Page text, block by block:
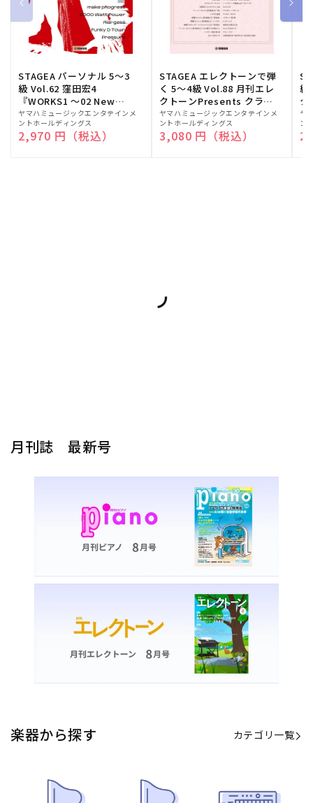
STAGEA パーソナル 5～3
級 Vol.62 窪田宏4
『WORKS1 ～02 New
edition～』
販
売
元:
ヤマハミュージックエンタテインメ
ントホールディングス
通常価格
2,970 円（税込）
STAGEA エレクトーンで弾
く 5～4級 Vol.88 月刊エレ
クトーンPresents クラシ
ック名曲集
販
売
元:
ヤマハミュージックエンタテインメ
ントホールディングス
通常価格
3,080 円（税込）
級
ク
販
売
元:
ヤ
ン
カテゴリ一覧